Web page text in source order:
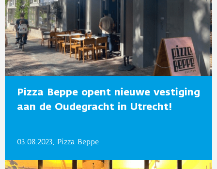
Pizza Beppe opent nieuwe vestiging
aan de Oudegracht in Utrecht!
03.08.2023, Pizza Beppe